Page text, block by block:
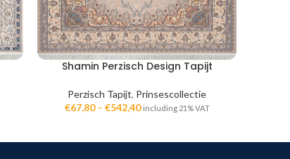
Shamin Perzisch Design Tapijt
Perzisch Tapijt, Prinsescollectie
€67,80– €542,40 including 21% VAT